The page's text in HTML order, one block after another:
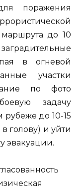
поражения
до 10
в огневой
участки
по фото
задачу
до 10-15
голову) и уйти
эвакуации.